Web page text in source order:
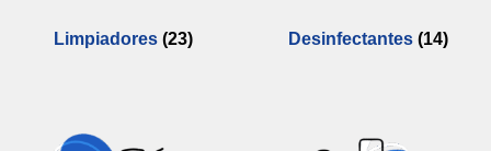
Limpiadores (23) Desinfectantes (14)